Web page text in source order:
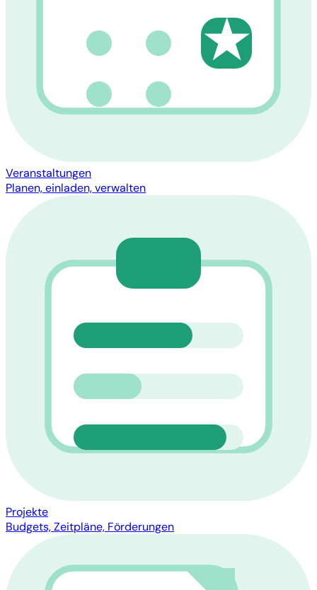
★
Veranstaltungen
Planen, einladen, verwalten
Projekte
Budgets, Zeitpläne, Förderungen